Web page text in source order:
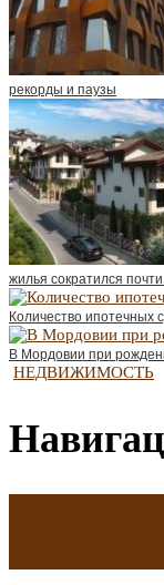
рекорды и паузы
жилья сократился
Количество ипотечных
В Мордовии при
НЕДВИЖИМОСТЬ